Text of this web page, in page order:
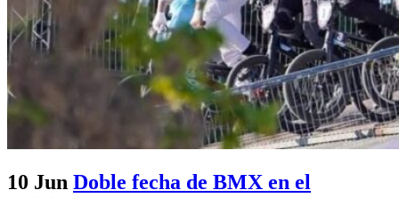
10 Jun Doble fecha de BMX en el